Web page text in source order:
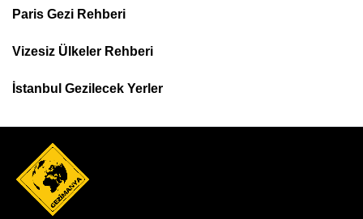
Top
Menu
Paris Gezi Rehberi
Vizesiz Ülkeler Rehberi
İstanbul Gezilecek Yerler